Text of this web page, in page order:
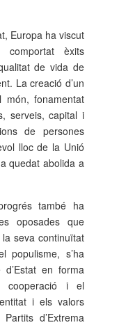
Europa ha viscut
èxits
de vida de
La creació d’un
fonamentat
serveis, capital i
de persones
lloc de la Unió
quedat abolida a
també ha
oposades que
seva continuïtat
populisme, s’ha
en forma
cooperació i el
i els valors
d’Extrema